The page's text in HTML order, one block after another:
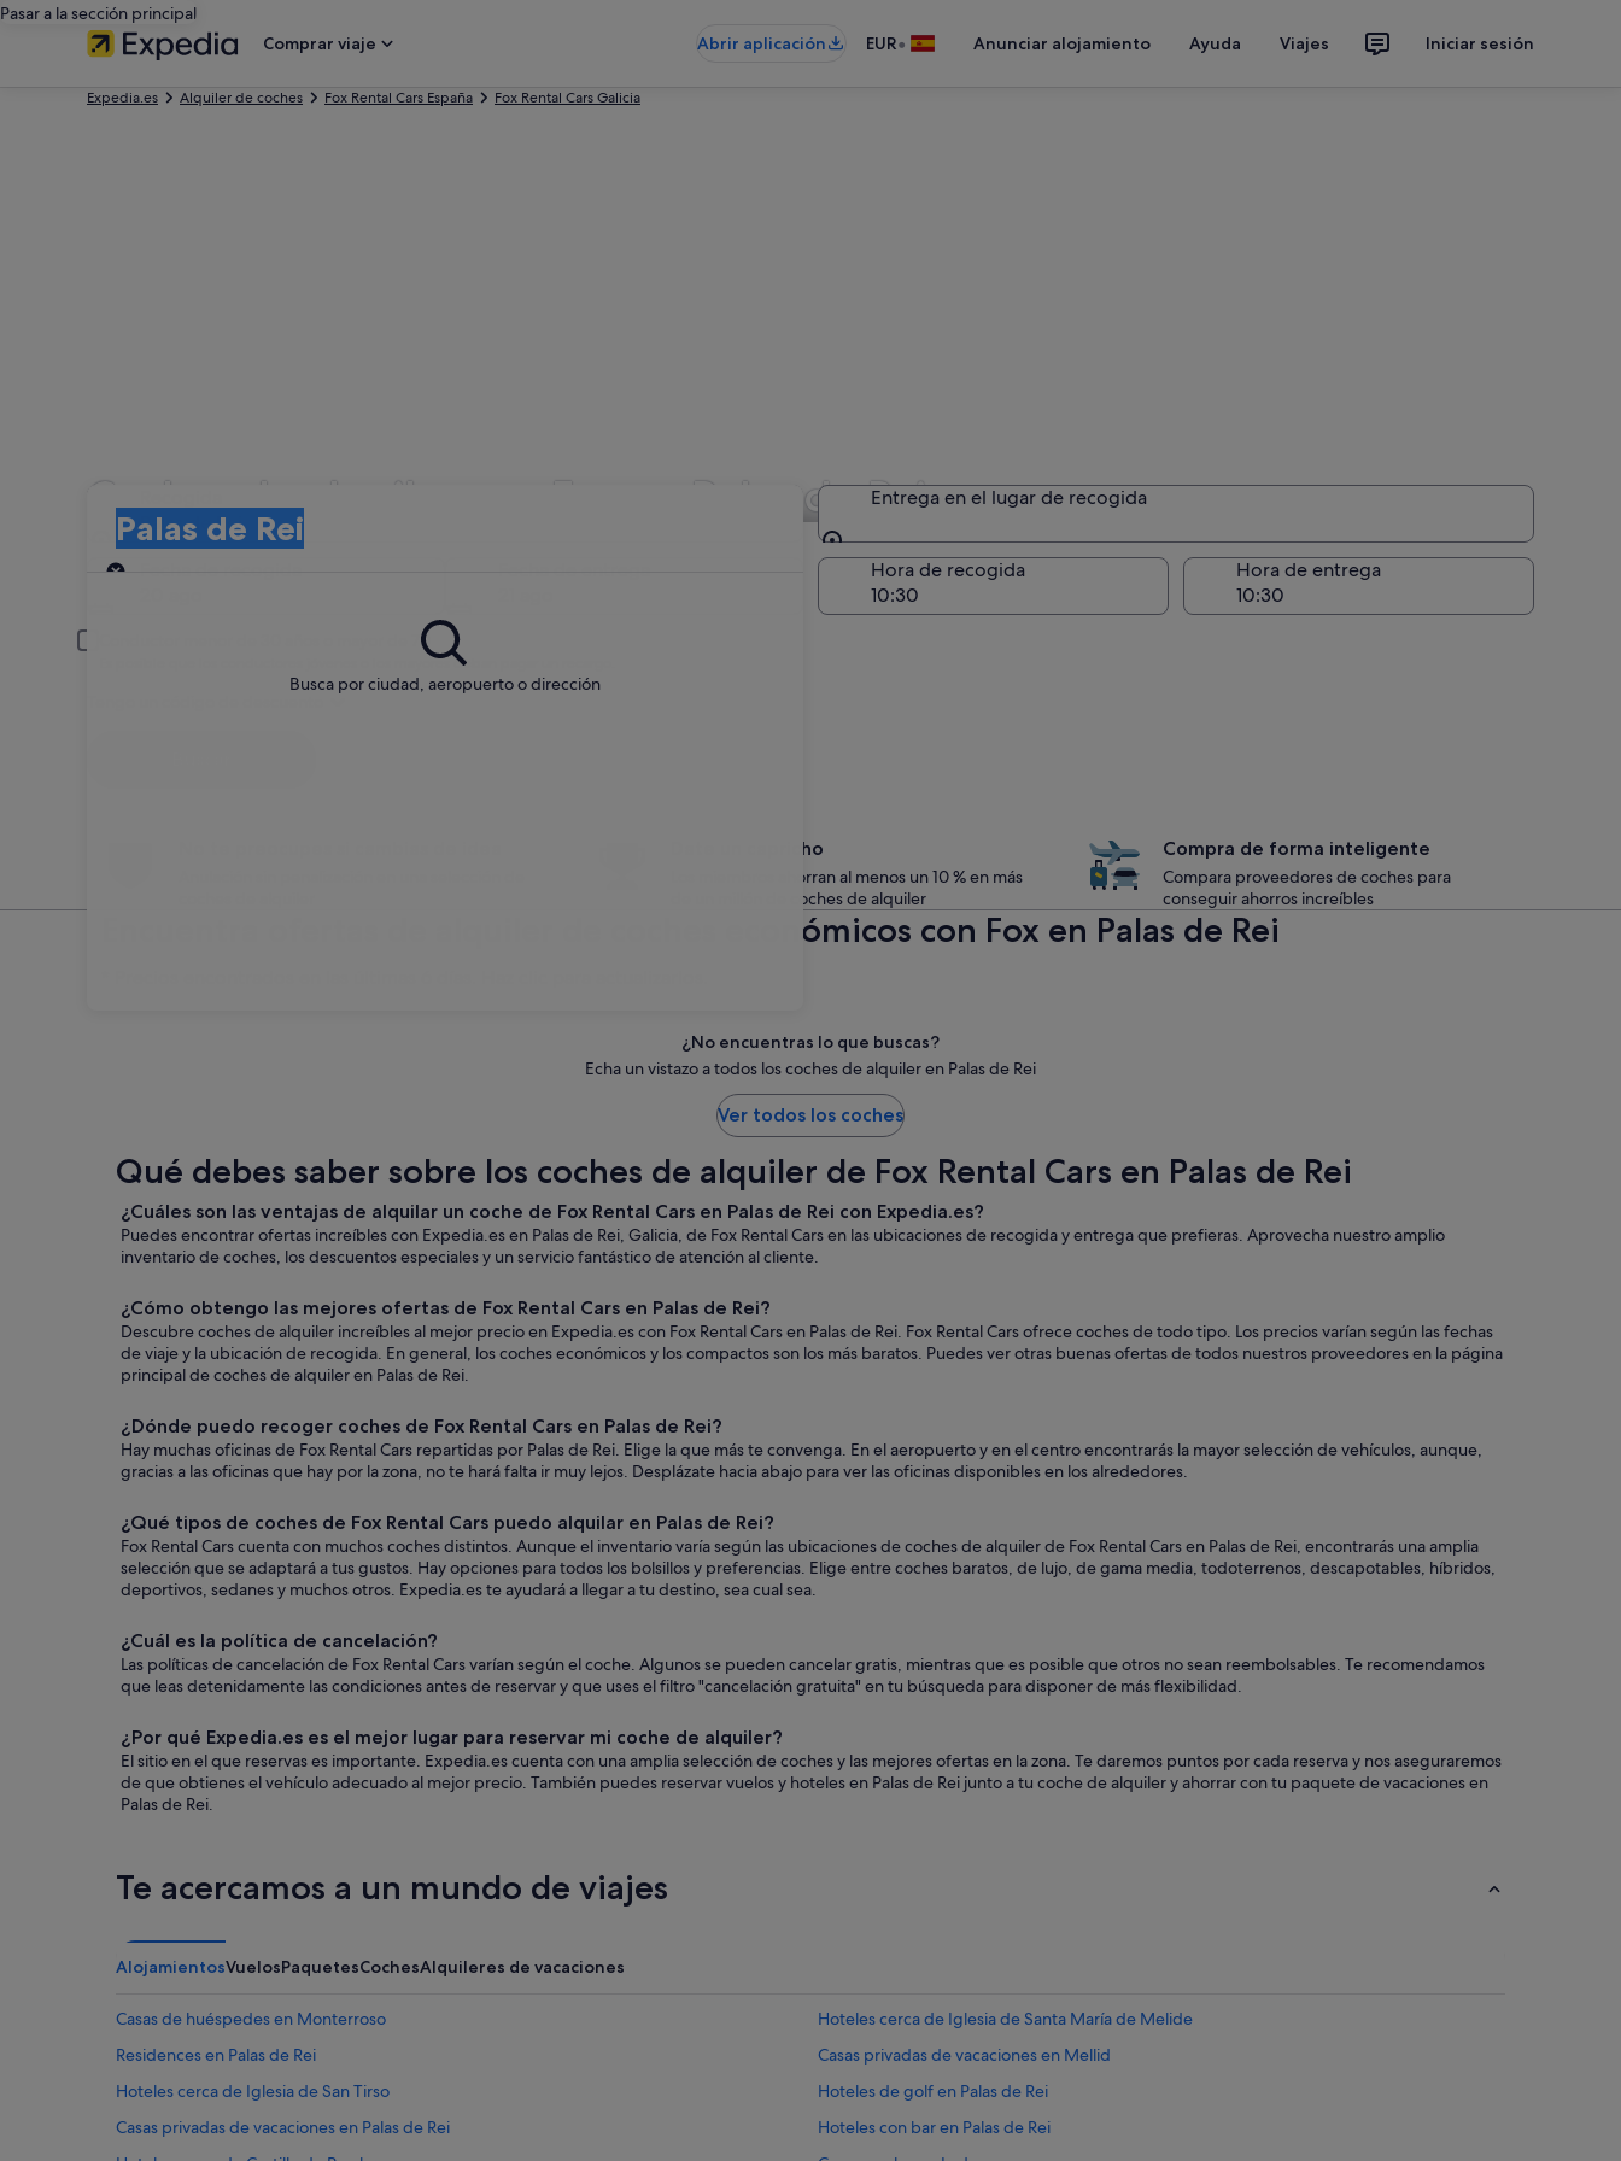
Pasar a la sección principal
Comprar viaje
Abrir aplicación EUR• Anunciar alojamiento Ayuda Viajes Iniciar sesión
Expedia.es Alquiler de coches Fox Rental Cars España Fox Rental Cars Galicia
Coches de alquiler con Fox en Palas de Rei
Busca por ciudad, aeropuerto o dirección
Palas de Rei
Recogida
Entrega en el lugar de recogida
Entrega en el lugar de recogida
Hora de recogida Hora de entrega
Conductor menor de 30 años o mayor de 70
Es posible que los conductores jóvenes o los mayores deban pagar un recargo.
Date un capricho
Los miembros ahorran al menos un 10 % en más
de un millón de coches de alquiler
Compra de forma inteligente
Compara proveedores de coches para
conseguir ahorros increíbles
Encuentra ofertas de alquiler de coches económicos con Fox en Palas de Rei
¿No encuentras lo que buscas?
Echa un vistazo a todos los coches de alquiler en Palas de Rei
Ver todos los coches
Qué debes saber sobre los coches de alquiler de Fox Rental Cars en Palas de Rei
¿Cuáles son las ventajas de alquilar un coche de Fox Rental Cars en Palas de Rei con Expedia.es?
Puedes encontrar ofertas increíbles con Expedia.es en Palas de Rei, Galicia, de Fox Rental Cars en las ubicaciones de recogida y entrega que prefieras. Aprovecha nuestro amplio
inventario de coches, los descuentos especiales y un servicio fantástico de atención al cliente.
¿Cómo obtengo las mejores ofertas de Fox Rental Cars en Palas de Rei?
Descubre coches de alquiler increíbles al mejor precio en Expedia.es con Fox Rental Cars en Palas de Rei. Fox Rental Cars ofrece coches de todo tipo. Los precios varían según las fechas
de viaje y la ubicación de recogida. En general, los coches económicos y los compactos son los más baratos. Puedes ver otras buenas ofertas de todos nuestros proveedores en la página
principal de coches de alquiler en Palas de Rei.
¿Dónde puedo recoger coches de Fox Rental Cars en Palas de Rei?
Hay muchas oficinas de Fox Rental Cars repartidas por Palas de Rei. Elige la que más te convenga. En el aeropuerto y en el centro encontrarás la mayor selección de vehículos, aunque,
gracias a las oficinas que hay por la zona, no te hará falta ir muy lejos. Desplázate hacia abajo para ver las oficinas disponibles en los alrededores.
¿Qué tipos de coches de Fox Rental Cars puedo alquilar en Palas de Rei?
Fox Rental Cars cuenta con muchos coches distintos. Aunque el inventario varía según las ubicaciones de coches de alquiler de Fox Rental Cars en Palas de Rei, encontrarás una amplia
selección que se adaptará a tus gustos. Hay opciones para todos los bolsillos y preferencias. Elige entre coches baratos, de lujo, de gama media, todoterrenos, descapotables, híbridos,
deportivos, sedanes y muchos otros. Expedia.es te ayudará a llegar a tu destino, sea cual sea.
¿Cuál es la política de cancelación?
Las políticas de cancelación de Fox Rental Cars varían según el coche. Algunos se pueden cancelar gratis, mientras que es posible que otros no sean reembolsables. Te recomendamos
que leas detenidamente las condiciones antes de reservar y que uses el filtro "cancelación gratuita" en tu búsqueda para disponer de más flexibilidad.
¿Por qué Expedia.es es el mejor lugar para reservar mi coche de alquiler?
El sitio en el que reservas es importante. Expedia.es cuenta con una amplia selección de coches y las mejores ofertas en la zona. Te daremos puntos por cada reserva y nos aseguraremos
de que obtienes el vehículo adecuado al mejor precio. También puedes reservar vuelos y hoteles en Palas de Rei junto a tu coche de alquiler y ahorrar con tu paquete de vacaciones en
Palas de Rei.
Te acercamos a un mundo de viajes
AlojamientosVuelosPaquetesCochesAlquileres de vacaciones
Casas de huéspedes en Monterroso
Hoteles cerca de Iglesia de Santa María de Melide
Residences en Palas de Rei
Casas privadas de vacaciones en Mellid
Hoteles cerca de Iglesia de San Tirso
Hoteles de golf en Palas de Rei
Casas privadas de vacaciones en Palas de Rei
Hoteles con bar en Palas de Rei